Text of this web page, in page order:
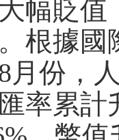
幅貶值
根據國
月份，
率累計